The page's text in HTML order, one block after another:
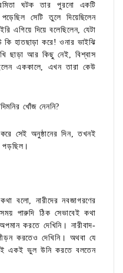
ঘটক তার পুরনো একটি
সেটি তুলে দিয়েছিলেন
এগিয়ে দিয়ে বলেছিলেন, যেটা
হাতছাড়া করে! ওনার ভাইঝি
ছাড়া আর কিছু নেই, বিশ্বাস
এককালে, এখন তারা কেউ
খোঁজ নেননি?
সেই অনুষ্ঠানের দিন, তখনই
পড়ছিল।
বলো, নারীদের নবজাগরণের
পারুদি ঠিক সেভাবেই কথা
করতে দেখিনি। নারীবাদ-
করতেও দেখিনি। অথবা যে
একই ভুল উনি করতে বলতেন